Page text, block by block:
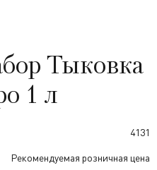
Тыковка
1 л
4131
Рекомендуемая розничная цена